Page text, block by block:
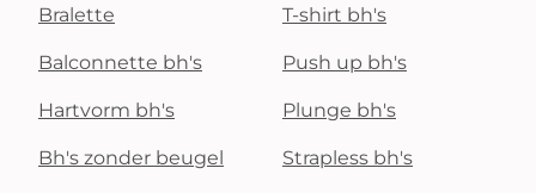
Bralette T-shirt bh's
Balconnette bh's Push up bh's
Hartvorm bh's Plunge bh's
Bh's zonder beugel Strapless bh's